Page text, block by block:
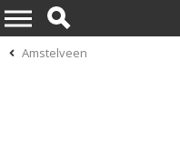
Amstelveen